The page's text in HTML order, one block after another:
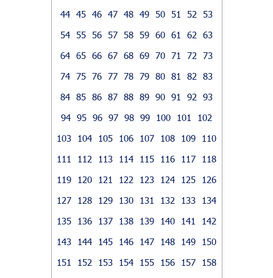
44 45 46 47 48 49 50 51 52
53
54 55 56 57 58 59 60 61 62
63
64 65 66 67 68 69 70 71 72
73
74 75 76 77 78 79 80 81 82
83
84 85 86 87 88 89 90 91 92
93
94 95 96 97 98 99 100 101
102
103
104 105 106 107 108 109
110
111
112 113 114 115 116 117
118
119
120 121 122 123 124 125
126
127
128 129 130 131 132 133
134
135
136 137 138 139 140 141
142
143
144 145 146 147 148 149
150
151
152 153 154 155 156 157
158